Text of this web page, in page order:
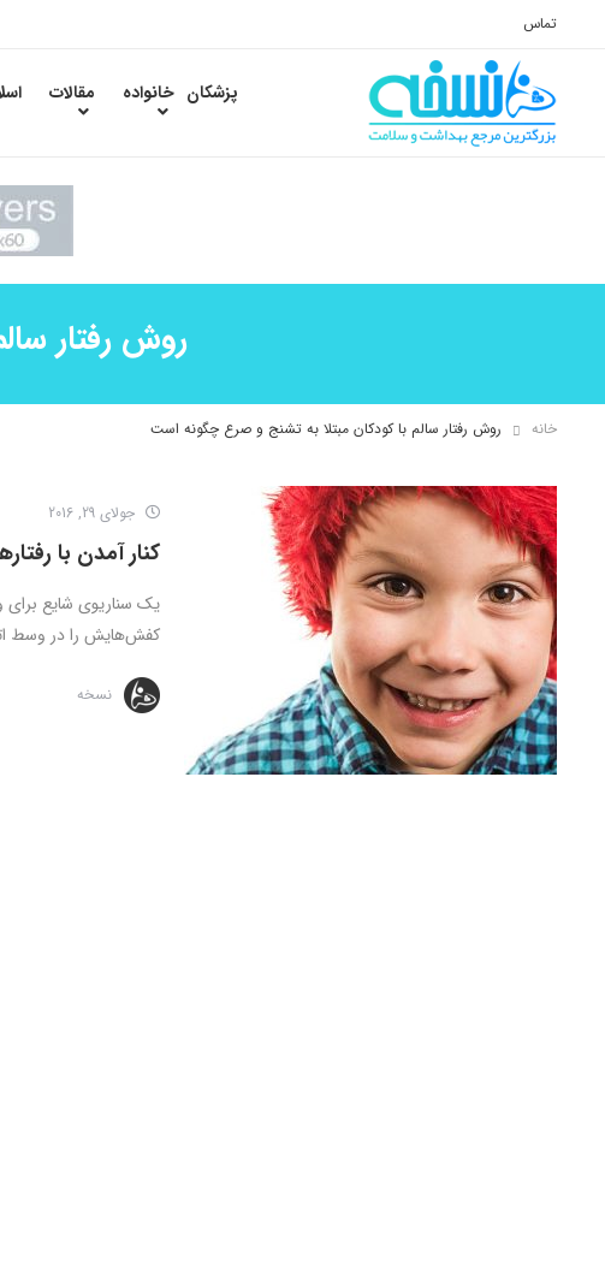
تماس
پزشکان خانواده مقالات
روش رفتار
خانه روش رفتار سالم با کودکان مبتلا به تشنج و صرع چگونه است
جولای 29, 2016
کنار آمدن با
یک سناریوی شایع
کفش‌هایش را در وسط
نسخه